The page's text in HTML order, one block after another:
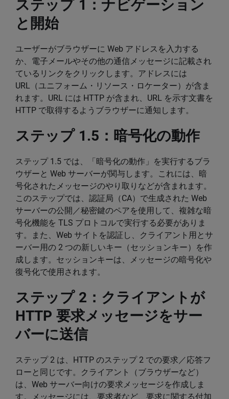
ステップ 1：ナビゲーション
と開始
ユーザーがブラウザーに Web アドレスを入力する
か、電子メールやその他の通信メッセージに記載され
ているリンクをクリックします。アドレスには
URL（ユニフォーム・リソース・ロケーター）が含ま
れます。URL には HTTP が含まれ、URL を示す文書を
HTTP で取得するようブラウザーに通知します。
ステップ 1.5：暗号化の動作
ステップ 1.5 では、「暗号化の動作」を実行するブラ
ウザーと Web サーバーが関与します。これには、暗
号化されたメッセージのやり取りなどが含まれます。
このステップでは、認証局（CA）で生成された Web
サーバーの公開／秘密鍵のペアを使用して、複雑な暗
号化機能を TLS プロトコルで実行する必要がありま
す。また、Web サイトを認証し、クライアント用とサ
ーバー用の 2 つの新しいキー（セッションキー）を作
成します。セッションキーは、メッセージの暗号化や
復号化で使用されます。
ステップ 2：クライアントが
HTTP 要求メッセージをサー
バーに送信
ステップ 2 は、HTTP のステップ 2 での要求／応答フ
ローと同じです。クライアント（ブラウザーなど）
は、Web サーバー向けの要求メッセージを作成しま
す。メッセージには、要求者など、要求に関する付加